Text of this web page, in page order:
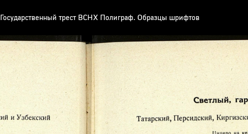
Государственный трест ВСНХ Полиграф. Образцы шрифтов